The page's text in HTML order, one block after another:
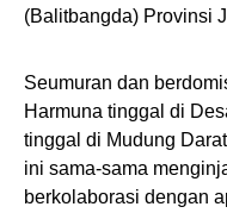
(Balitbangda) Provinsi
Seumuran dan
Harmuna tinggal di
tinggal di Mudung
ini sama-sama
berkolaborasi dengan